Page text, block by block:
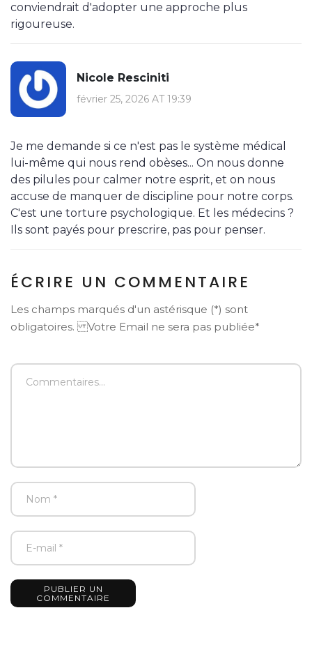
conviendrait d'adopter une approche plus
rigoureuse.
Nicole Resciniti
février 25, 2026 AT 19:39
Je me demande si ce n'est pas le système médical
lui-même qui nous rend obèses... On nous donne
des pilules pour calmer notre esprit, et on nous
accuse de manquer de discipline pour notre corps.
C'est une torture psychologique. Et les médecins ?
Ils sont payés pour prescrire, pas pour penser.
ÉCRIRE UN COMMENTAIRE
Les champs marqués d'un astérisque (*) sont
obligatoires. Votre Email ne sera pas publiée*
PUBLIER UN
COMMENTAIRE